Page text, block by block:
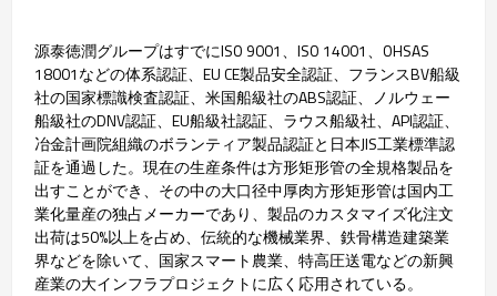
源泰徳潤グループはすでにISO 9001、ISO 14001、OHSAS
18001などの体系認証、EU CE製品安全認証、フランスBV船級
社の国家標識検査認証、米国船級社のABS認証、ノルウェー
船級社のDNV認証、EU船級社認証、ラウス船級社、API認証、
冶金計画院組織のボランティア製品認証と日本JIS工業標準認
証を通過した。現在の生産条件は方形矩形管の全規格製品を
出すことができ、その中の大口径中厚肉方形矩形管は国内工
業化量産の独占メーカーであり、製品のカスタマイズ化注文
出荷は50%以上を占め、伝統的な機械業界、鉄骨構造建築業
界などを除いて、国家スマート農業、特高圧送電などの新興
産業の大インフラプロジェクトに広く応用されている。